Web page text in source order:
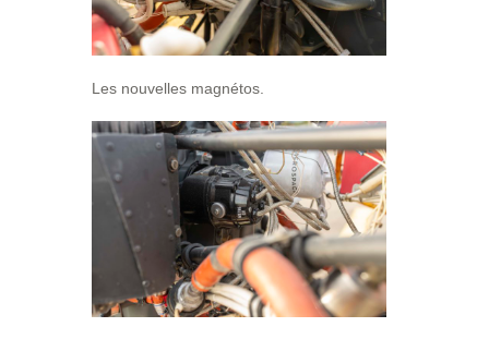
Les nouvelles magnétos.